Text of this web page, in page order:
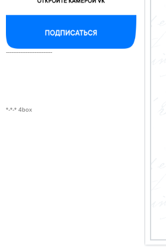
--------------------------
*-*-* 4box